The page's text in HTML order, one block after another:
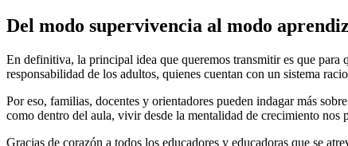
Del modo supervivencia al modo
En definitiva, la principal idea que queremos transmitir es que para
responsabilidad de los adultos, quienes cuentan con un sistema
Por eso, familias, docentes y orientadores pueden indagar más
como dentro del aula, vivir desde la mentalidad de crecimiento
Gracias de corazón a todos los educadores y educadoras que se